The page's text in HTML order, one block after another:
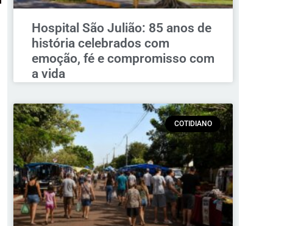
Hospital São Julião: 85 anos de
história celebrados com
emoção, fé e compromisso com
a vida
COTIDIANO